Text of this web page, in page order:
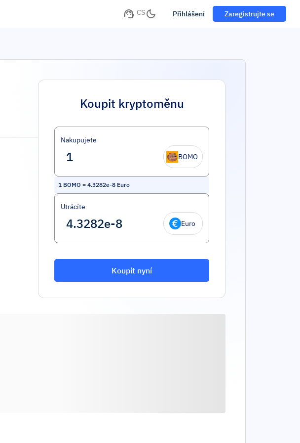
CS Přihlášení Zaregistrujte se
Koupit kryptoměnu
Nakupujete
BOMO
1 BOMO = 4.3282e-8 Euro
Utrácíte
Euro
Koupit nyní